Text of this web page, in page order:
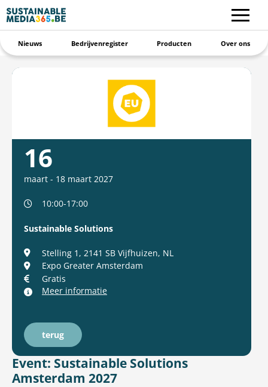
Nieuws Bedrijvenregister Producten Over ons
Event: Sustainable Solutions
Amsterdam 2027
16
maart - 18 maart 2027
10:00-17:00
Sustainable Solutions
Stelling 1, 2141 SB Vijfhuizen, NL
Expo Greater Amsterdam
Gratis
Meer informatie
terug